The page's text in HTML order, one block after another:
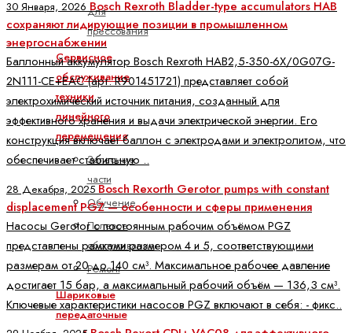
для
прессования
Сервисное
обслуживание
техники
линейного
перемещения
Запасные
части
Обучение
Полевое
обслуживание
Ремонт
Шариковые
передаточные
30 Января, 2026 Bosch Rexroth Bladder-type accumulators HAB
сохраняют лидирующие позиции в промышленном
энергоснабжении
Баллонный аккумулятор Bosch Rexroth HAB2,5-350-6X/0G07G-
2N111-CE+EAC (арт. R901451721) представляет собой
электрохимический источник питания, созданный для
эффективного хранения и выдачи электрической энергии. Его
конструкция включает баллон с электродами и электролитом, что
обеспечивает стабильную ..
28 Декабря, 2025Bosch Rexorth Gerotor pumps with constant
displacement PGZ — особенности и сферы применения
Насосы Gerotor с постоянным рабочим объёмом PGZ
представлены рамками размером 4 и 5, соответствующими
размерам от 20 до 140 см³. Максимальное рабочее давление
достигает 15 бар, а максимальный рабочий объём — 136,3 см³.
Ключевые характеристики насосов PGZ включают в себя: - фикс..